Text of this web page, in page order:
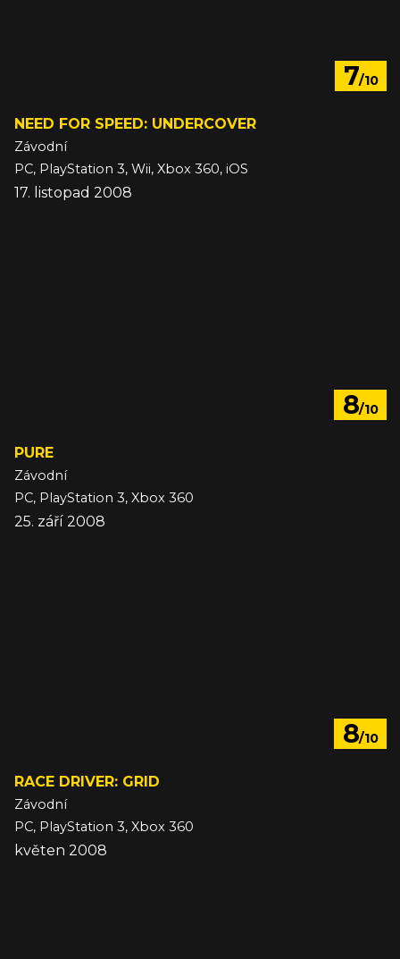
7/10
NEED FOR SPEED: UNDERCOVER
Závodní
PC, PlayStation 3, Wii, Xbox 360, iOS
17. listopad 2008
8/10
PURE
Závodní
PC, PlayStation 3, Xbox 360
25. září 2008
8/10
RACE DRIVER: GRID
Závodní
PC, PlayStation 3, Xbox 360
květen 2008